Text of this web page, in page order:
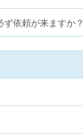
依頼が来ますか？